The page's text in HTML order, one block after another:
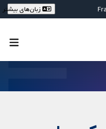
زبان‌های بیشتر